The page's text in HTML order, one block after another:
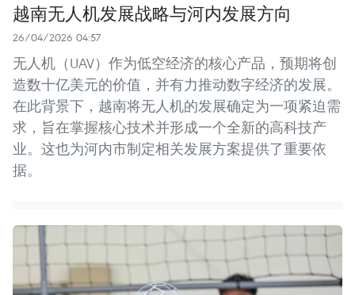
越南无人机发展战略与河内发展方向
26/04/2026 04:57
无人机（UAV）作为低空经济的核心产品，预期将创
造数十亿美元的价值，并有力推动数字经济的发展。
在此背景下，越南将无人机的发展确定为一项紧迫需
求，旨在掌握核心技术并形成一个全新的高科技产
业。这也为河内市制定相关发展方案提供了重要依
据。